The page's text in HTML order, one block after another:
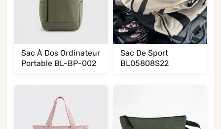
Sac À Dos Ordinateur
Portable BL-BP-002
Sac De Sport
BL05808S22